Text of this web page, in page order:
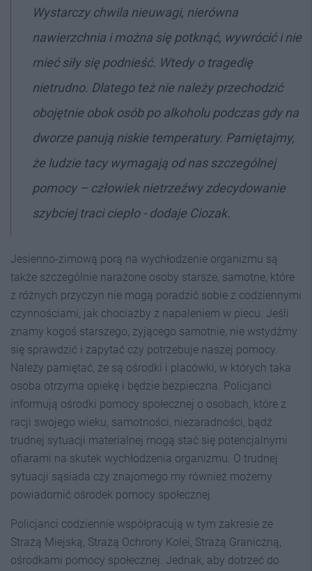
Wystarczy chwila nieuwagi, nierówna
nawierzchnia i można się potknąć, wywrócić i nie
mieć siły się podnieść. Wtedy o tragedię
nietrudno. Dlatego też nie należy przechodzić
obojętnie obok osób po alkoholu podczas gdy na
dworze panują niskie temperatury. Pamiętajmy,
że ludzie tacy wymagają od nas szczególnej
pomocy – człowiek nietrzeźwy zdecydowanie
szybciej traci ciepło - dodaje Ciozak.
Jesienno-zimową porą na wychłodzenie organizmu są
także szczególnie narażone osoby starsze, samotne, które
z różnych przyczyn nie mogą poradzić sobie z codziennymi
czynnościami, jak chociażby z napaleniem w piecu. Jeśli
znamy kogoś starszego, żyjącego samotnie, nie wstydźmy
się sprawdzić i zapytać czy potrzebuje naszej pomocy.
Należy pamiętać, że są ośrodki i placówki, w których taka
osoba otrzyma opiekę i będzie bezpieczna. Policjanci
informują ośrodki pomocy społecznej o osobach, które z
racji swojego wieku, samotności, niezaradności, bądź
trudnej sytuacji materialnej mogą stać się potencjalnymi
ofiarami na skutek wychłodzenia organizmu. O trudnej
sytuacji sąsiada czy znajomego my również możemy
powiadomić ośrodek pomocy społecznej.
Policjanci codziennie współpracują w tym zakresie ze
Strażą Miejską, Strażą Ochrony Kolei, Strażą Graniczną,
ośrodkami pomocy społecznej. Jednak, aby dotrzeć do